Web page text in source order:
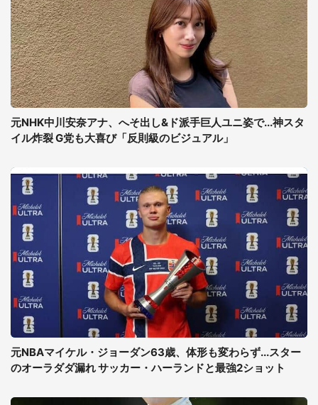
元NHK中川安奈アナ、へそ出し&ド派手巨人ユニ姿で...神スタ
イル炸裂 G党も大喜び「反則級のビジュアル」
元NBAマイケル・ジョーダン63歳、体形も変わらず...スター
のオーラダダ漏れ サッカー・ハーランドと最強2ショット